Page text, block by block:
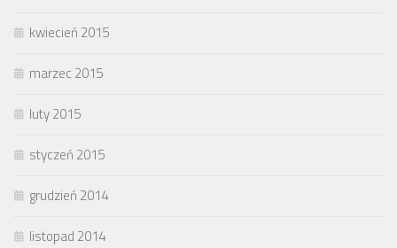
kwiecień 2015
marzec 2015
luty 2015
styczeń 2015
grudzień 2014
listopad 2014